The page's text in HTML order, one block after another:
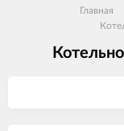
Главная